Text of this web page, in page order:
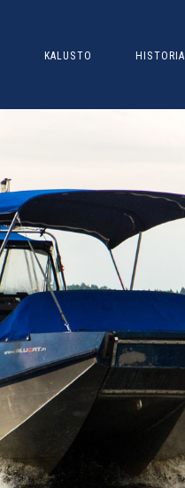
KALUSTO HISTORIA